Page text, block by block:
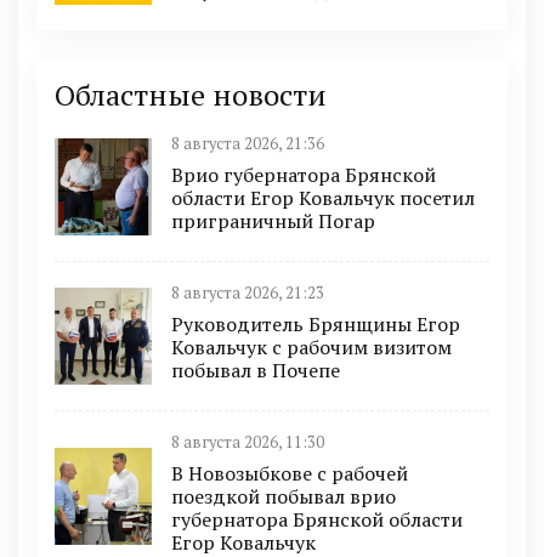
Областные новости
8 августа 2026, 21:36
Врио губернатора Брянской
области Егор Ковальчук посетил
приграничный Погар
8 августа 2026, 21:23
Руководитель Брянщины Егор
Ковальчук с рабочим визитом
побывал в Почепе
8 августа 2026, 11:30
В Новозыбкове с рабочей
поездкой побывал врио
губернатора Брянской области
Егор Ковальчук